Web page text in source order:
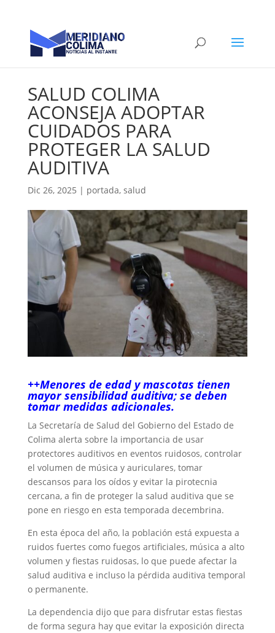
SALUD COLIMA
ACONSEJA ADOPTAR
CUIDADOS PARA
PROTEGER LA SALUD
AUDITIVA
Dic 26, 2025 | portada, salud
++Menores de edad y mascotas tienen
mayor sensibilidad auditiva; se deben
tomar medidas adicionales.
La Secretaría de Salud del Gobierno del Estado de
Colima alerta sobre la importancia de usar
protectores auditivos en eventos ruidosos, controlar
el volumen de música y auriculares, tomar
descansos para los oídos y evitar la pirotecnia
cercana, a fin de proteger la salud auditiva que se
pone en riesgo en esta temporada decembrina.
En esta época del año, la población está expuesta a
ruidos fuertes como fuegos artificiales, música a alto
volumen y fiestas ruidosas, lo que puede afectar la
salud auditiva e incluso la pérdida auditiva temporal
o permanente.
La dependencia dijo que para disfrutar estas fiestas
de forma segura hay que evitar la exposición directa